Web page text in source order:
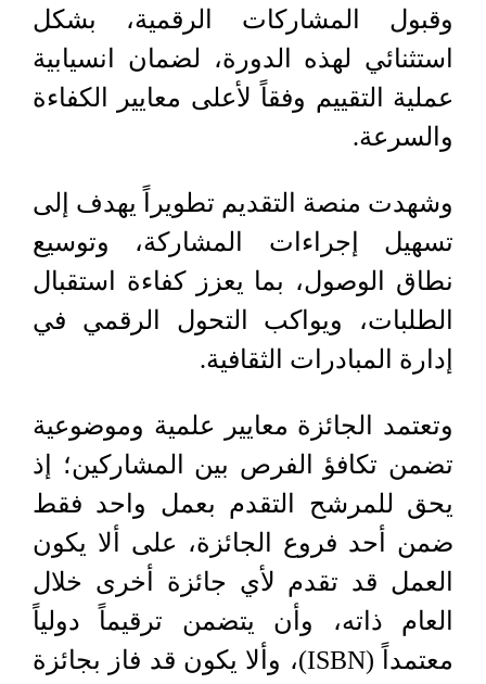
وقبول المشاركات الرقمية، بشكل
استثنائي لهذه الدورة، لضمان انسيابية
عملية التقييم وفقاً لأعلى معايير الكفاءة
والسرعة.
وشهدت منصة التقديم تطويراً يهدف إلى
تسهيل إجراءات المشاركة، وتوسيع
نطاق الوصول، بما يعزز كفاءة استقبال
الطلبات، ويواكب التحول الرقمي في
إدارة المبادرات الثقافية.
وتعتمد الجائزة معايير علمية وموضوعية
تضمن تكافؤ الفرص بين المشاركين؛ إذ
يحق للمرشح التقدم بعمل واحد فقط
ضمن أحد فروع الجائزة، على ألا يكون
العمل قد تقدم لأي جائزة أخرى خلال
العام ذاته، وأن يتضمن ترقيماً دولياً
معتمداً (ISBN)، وألا يكون قد فاز بجائزة